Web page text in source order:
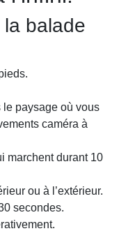
balade
le paysage où vous
caméra à
marchent durant 10
ou à l’extérieur.
secondes.